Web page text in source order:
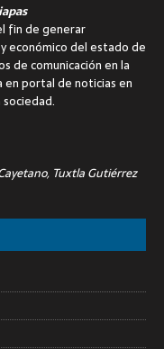
fin de generar
económico del estado de
de comunicación en la
en portal de noticias en
Tuxtla Gutiérrez